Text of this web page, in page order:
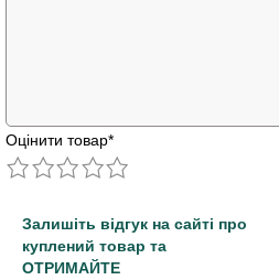
Оцінити товар*
Залишіть відгук на сайті про
куплений товар та
ОТРИМАЙТЕ